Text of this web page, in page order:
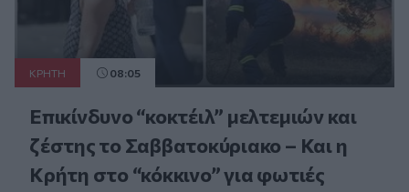
ΚΡΗΤΗ 08:05
Επικίνδυνο “κοκτέιλ” μελτεμιών και
ζέστης το Σαββατοκύριακο – Και η
Κρήτη στο “κόκκινο” για φωτιές